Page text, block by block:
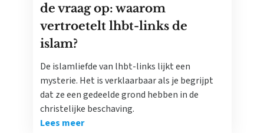
de vraag op: waarom
vertroetelt lhbt-links de
islam?
De islamliefde van lhbt-links lijkt een
mysterie. Het is verklaarbaar als je begrijpt
dat ze een gedeelde grond hebben in de
christelijke beschaving.
Lees meer